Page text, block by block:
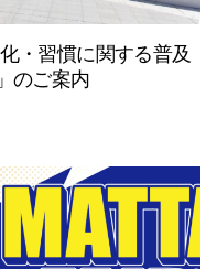
・習慣に関する普及
のご案内